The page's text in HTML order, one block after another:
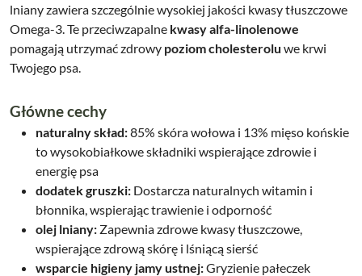
lniany zawiera szczególnie wysokiej jakości kwasy tłuszczowe
Omega-3. Te przeciwzapalne kwasy alfa-linolenowe
pomagają utrzymać zdrowy poziom cholesterolu we krwi
Twojego psa.
Główne cechy
naturalny skład:85% skóra wołowa i 13% mięso końskie
to wysokobiałkowe składniki wspierające zdrowie i
energię psa
dodatek gruszki: Dostarcza naturalnych witamin i
błonnika, wspierając trawienie i odporność
olej lniany: Zapewnia zdrowe kwasy tłuszczowe,
wspierające zdrową skórę i lśniącą sierść
wsparcie higieny jamy ustnej:Gryzienie pałeczek